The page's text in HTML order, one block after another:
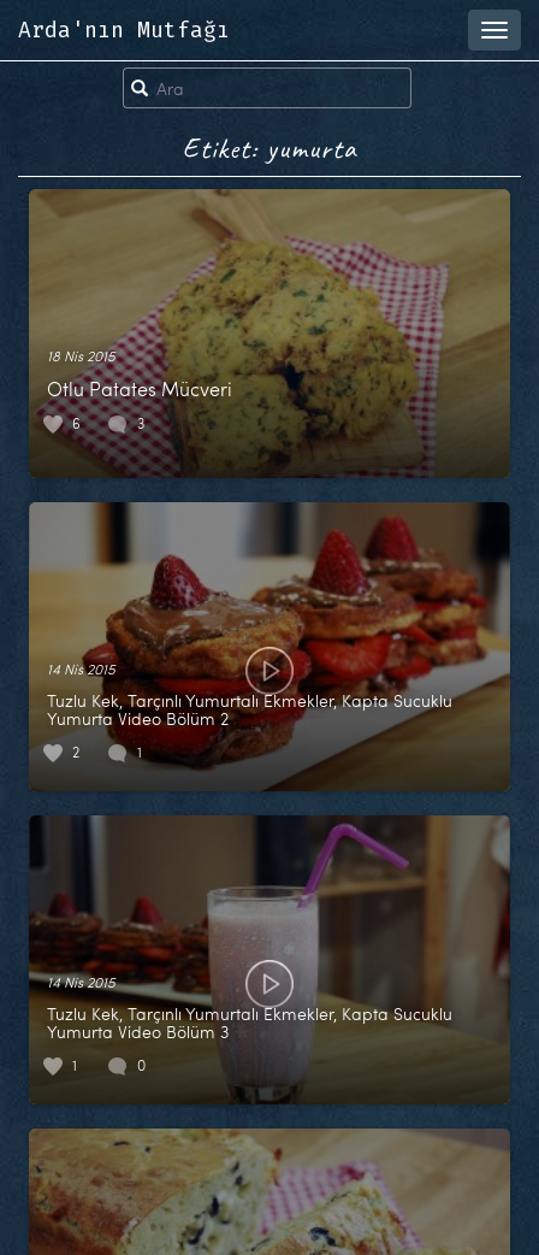
Arda'nın Mutfağı
Etiket: yumurta
18 Nis 2015
Otlu Patates Mücveri
6 3
14 Nis 2015
Tuzlu Kek, Tarçınlı Yumurtalı Ekmekler, Kapta Sucuklu
Yumurta Video Bölüm 2
2 1
14 Nis 2015
Tuzlu Kek, Tarçınlı Yumurtalı Ekmekler, Kapta Sucuklu
Yumurta Video Bölüm 3
1 0